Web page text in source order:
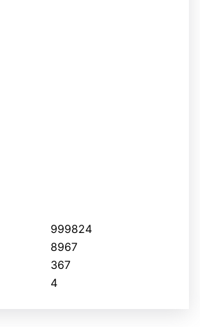
4
999824
8967
367